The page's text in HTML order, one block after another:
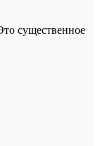
существенное